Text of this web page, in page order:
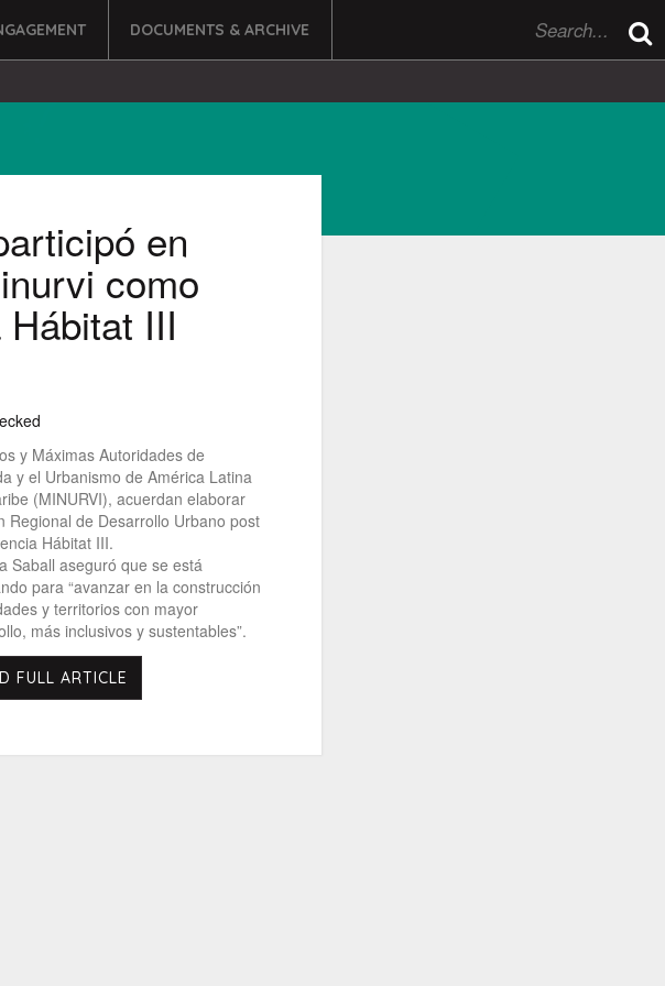
DOCUMENTS & ARCHIVE
en
como
III
y Máximas Autoridades de
y el Urbanismo de América Latina
(MINURVI), acuerdan elaborar
Regional de Desarrollo Urbano post
Hábitat III.
Saball aseguró que se está
para “avanzar en la construcción
y territorios con mayor
más inclusivos y sustentables”.
FULL ARTICLE